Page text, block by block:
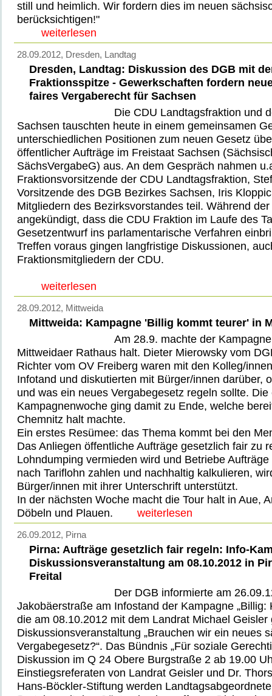
still und heimlich. Wir fordern dies im neuen
berücksichtigen!"
weiterlesen
28.09.2012, Dresden, Landtag
Dresden, Landtag: Diskussion des DGB mit
Fraktionsspitze - Gewerkschaften fordern
faires Vergaberecht für Sachsen
Die CDU Landtagsfraktion und
Sachsen tauschten heute in einem gemeinsamen
unterschiedlichen Positionen zum neuen Gesetz
öffentlicher Aufträge im Freistaat Sachsen
SächsVergabeG) aus. An dem Gespräch nahmen
Fraktionsvorsitzende der CDU Landtagsfraktion,
Vorsitzende des DGB Bezirkes Sachsen, Iris
Mitgliedern des Bezirksvorstandes teil. Während
angekündigt, dass die CDU Fraktion im Laufe des
Gesetzentwurf ins parlamentarische Verfahren
Treffen voraus gingen langfristige Diskussionen,
Fraktionsmitgliedern der CDU.
weiterlesen
28.09.2012, Mittweida
Mittweida: Kampagne 'Billig kommt teurer' in
Am 28.9. machte der
Mittweidaer Rathaus halt. Dieter Mierowsky vom
Richter vom OV Freiberg waren mit den Kolleg/
Infotand und diskutierten mit Bürger/innen darüber,
und was ein neues Vergabegesetz regeln sollte. Die
Kampagnenwoche ging damit zu Ende, welche
Chemnitz halt machte.
Ein erstes Resümee: das Thema kommt bei den
Das Anliegen öffentliche Aufträge gesetzlich fair zu
Lohndumping vermieden wird und Betriebe
nach Tariflohn zahlen und nachhaltig kalkulieren,
Bürger/innen mit ihrer Unterschrift unterstützt.
In der nächsten Woche macht die Tour halt in Aue,
Döbeln und Plauen.
weiterlesen
26.09.2012, Pirna
Pirna: Aufträge gesetzlich fair regeln: Info-
Diskussionsveranstaltung am 08.10.2012 in
Freital
Der DGB informierte am
Jakobäerstraße am Infostand der Kampagne „Billig:
die am 08.10.2012 mit dem Landrat Michael Geisler
Diskussionsveranstaltung „Brauchen wir ein neues
Vergabegesetz?“. Das Bündnis „Für soziale
Diskussion im Q 24 Obere Burgstraße 2 ab 19.00
Einstiegsreferaten von Landrat Geisler und Dr.
Hans-Böckler-Stiftung werden